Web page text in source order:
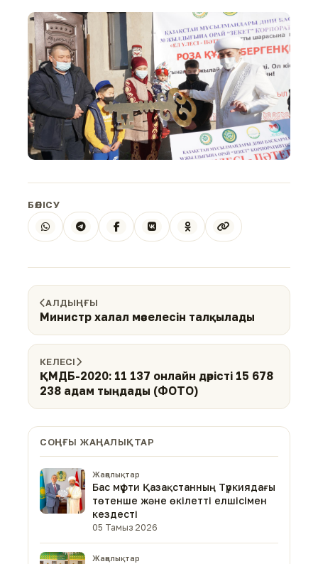
БӨЛІСУ
АЛДЫҢҒЫ
Министр халал мәселесін талқылады
КЕЛЕСІ
ҚМДБ-2020: 11 137 онлайн дәрісті 15 678
238 адам тыңдады (ФОТО)
СОҢҒЫ ЖАҢАЛЫҚТАР
Жаңалықтар
Бас мүфти Қазақстанның Түркиядағы
төтенше және өкілетті елшісімен
кездесті
05 Тамыз 2026
Жаңалықтар